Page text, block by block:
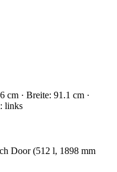
cm · Breite: 91.1 cm ·
links